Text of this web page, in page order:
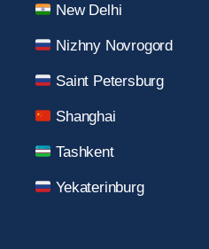
New Delhi
Nizhny Novrogord
Saint Petersburg
Shanghai
Tashkent
Yekaterinburg